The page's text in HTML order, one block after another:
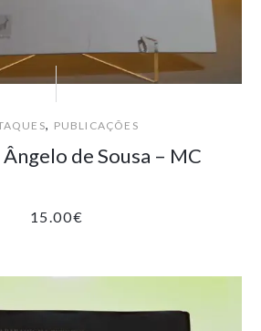
, PUBLICAÇÕES
de Sousa – MC
15.00€